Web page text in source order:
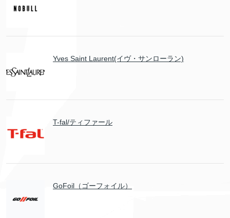
Yves Saint Laurent(イヴ・サンローラン)
T-fal/ティファール
GoFoil（ゴーフォイル）